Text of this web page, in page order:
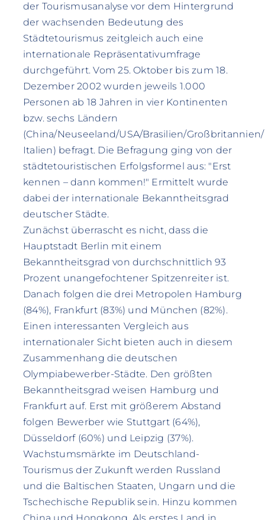
der Tourismusanalyse vor dem Hintergrund
der wachsenden Bedeutung des
Städtetourismus zeitgleich auch eine
internationale Repräsentativumfrage
durchgeführt. Vom 25. Oktober bis zum 18.
Dezember 2002 wurden jeweils 1.000
Personen ab 18 Jahren in vier Kontinenten
bzw. sechs Ländern
(China/Neuseeland/USA/Brasilien/Großbritannien/
Italien) befragt. Die Befragung ging von der
städtetouristischen Erfolgsformel aus: "Erst
kennen – dann kommen!" Ermittelt wurde
dabei der internationale Bekanntheitsgrad
deutscher Städte.
Zunächst überrascht es nicht, dass die
Hauptstadt Berlin mit einem
Bekanntheitsgrad von durchschnittlich 93
Prozent unangefochtener Spitzenreiter ist.
Danach folgen die drei Metropolen Hamburg
(84%), Frankfurt (83%) und München (82%).
Einen interessanten Vergleich aus
internationaler Sicht bieten auch in diesem
Zusammenhang die deutschen
Olympiabewerber-Städte. Den größten
Bekanntheitsgrad weisen Hamburg und
Frankfurt auf. Erst mit größerem Abstand
folgen Bewerber wie Stuttgart (64%),
Düsseldorf (60%) und Leipzig (37%).
Wachstumsmärkte im Deutschland-
Tourismus der Zukunft werden Russland
und die Baltischen Staaten, Ungarn und die
Tschechische Republik sein. Hinzu kommen